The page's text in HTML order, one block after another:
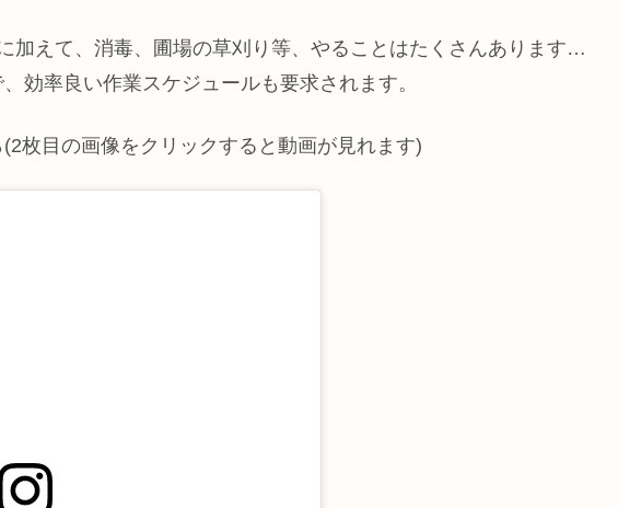
加えて、消毒、圃場の草刈り等、やることはたくさんあります…
効率良い作業スケジュールも要求されます。
枚目の画像をクリックすると動画が見れます)